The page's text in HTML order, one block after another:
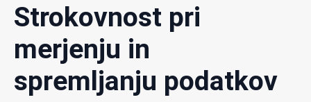
Strokovnost pri
merjenju in
spremljanju podatkov